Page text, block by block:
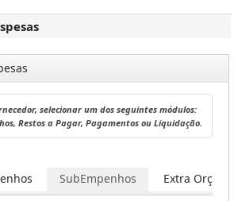
selecionar um dos seguintes módulos:
Restos a Pagar, Pagamentos ou Liquidação.
SubEmpenhos Extra